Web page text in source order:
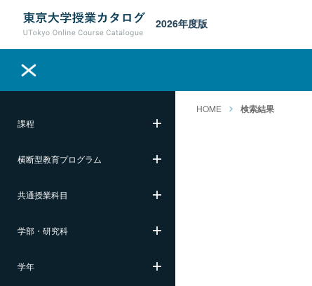
2026年度版
課程
横断型教育プログラム
共通授業科目
学部・研究科
学年
HOME 検索結果